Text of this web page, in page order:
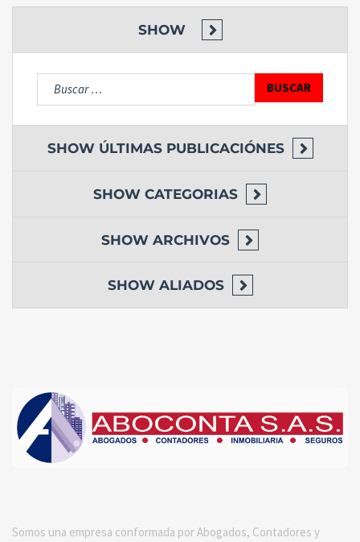
SHOW
Buscar:
SHOW ÚLTIMAS PUBLICACIÓNES
SHOW CATEGORIAS
SHOW ARCHIVOS
SHOW ALIADOS
Somos una empresa conformada por Abogados, Contadores y